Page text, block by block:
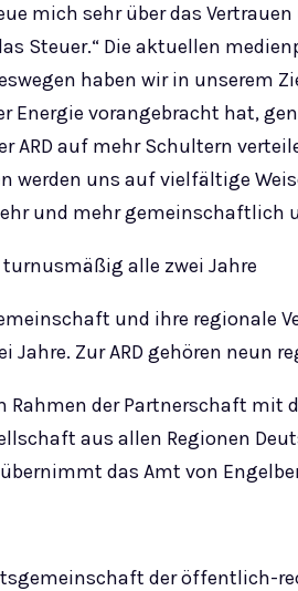
mich sehr über das
Steuer.“ Die aktuellen
haben wir in unserem
Energie vorangebracht hat,
ARD auf mehr Schultern
werden uns auf vielfältige
und mehr gemeinschaftlich
turnusmäßig alle zwei Jahre
und ihre regionale
Jahre. Zur ARD gehören neun
Rahmen der Partnerschaft mit
aus allen Regionen
das Amt von
der